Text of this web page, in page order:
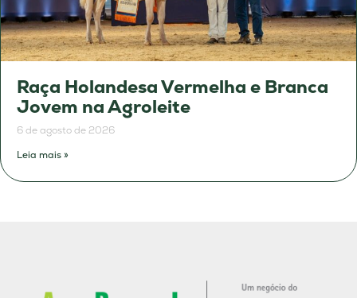
Raça Holandesa Vermelha e Branca
Jovem na Agroleite
6 de agosto de 2026
Leia mais »